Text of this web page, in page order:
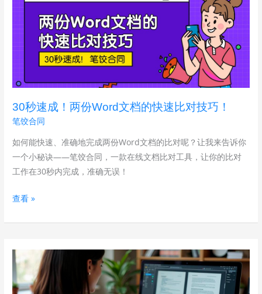
30秒速成！两份Word文档的快速比对技巧！
笔饺合同
如何能快速、准确地完成两份Word文档的比对呢？让我来告诉你
一个小秘诀——笔饺合同，一款在线文档比对工具，让你的比对
工作在30秒内完成，准确无误！
Word
档
的
快
速
比
技
查看 »
担
心
用